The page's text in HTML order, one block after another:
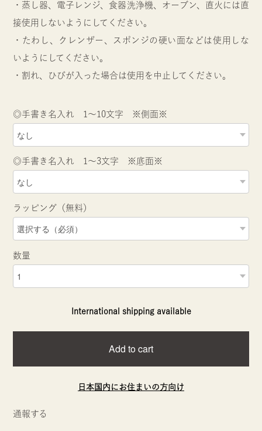
・蒸し器、電子レンジ、食器洗浄機、オーブン、直火には直
接使用しないようにしてください。
・たわし、クレンザー、スポンジの硬い面などは使用しな
いようにしてください。
・割れ、ひびが入った場合は使用を中止してください。
◎手書き名入れ 1～10文字 ※側面※
◎手書き名入れ 1～3文字 ※底面※
ラッピング（無料）
数量
International shipping available
Add to cart
日本国内にお住まいの方向け
通報する